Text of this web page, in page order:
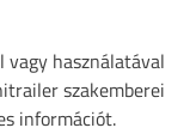
vagy használatával
szakemberei
információt.